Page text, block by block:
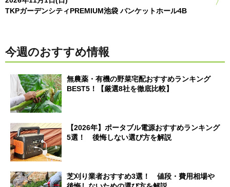
TKPガーデンシティPREMIUM池袋 バンケットホール4B
今週のおすすめ情報
無農薬・有機の野菜宅配おすすめランキング
BEST5！【厳選8社を徹底比較】
【2026年】ポータブル電源おすすめランキング
5選！ 後悔しない選び方を解説
芝刈り業者おすすめ3選！ 値段・費用相場や